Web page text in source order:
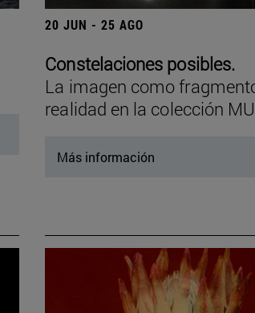
20 JUN - 25 AGO
Constelaciones posibles.
La imagen como
realidad en la colección
Más información